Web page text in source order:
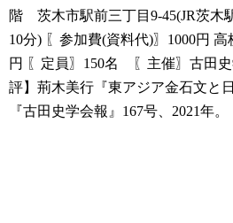
階 茨木市駅前三丁目9-45(JR茨木
10分) 〖参加費(資料代)〗1000円
円
〖定員〗150名 〖主催〗古田
評】荊木美行『東アジア金石文と
『古田史学会報』167号、2021年。